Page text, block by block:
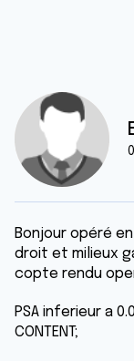
Bonjour opéré
droit et milieux
copte rendu
PSA inferieur a
CONTENT;